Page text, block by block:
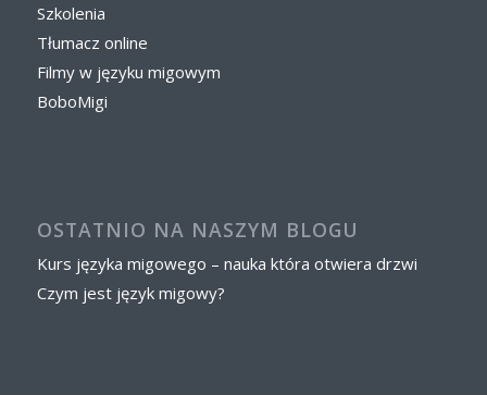
Szkolenia
Tłumacz online
Filmy w języku migowym
BoboMigi
OSTATNIO NA NASZYM BLOGU
Kurs języka migowego – nauka która otwiera drzwi
Czym jest język migowy?